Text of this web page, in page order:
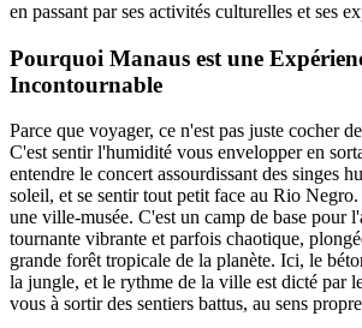
en passant par ses activités culturelles et ses
Pourquoi Manaus est une
Incontournable
Parce que voyager, ce n'est pas juste cocher
C'est sentir l'humidité vous envelopper en
entendre le concert assourdissant des singes
soleil, et se sentir tout petit face au Rio Negro.
une ville-musée. C'est un camp de base pour
tournante vibrante et parfois chaotique,
grande forêt tropicale de la planète. Ici, le
la jungle, et le rythme de la ville est dicté par
vous à sortir des sentiers battus, au sens